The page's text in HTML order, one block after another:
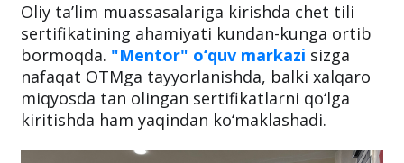
Oliy ta’lim muassasalariga kirishda chet tili
sertifikatining ahamiyati kundan-kunga ortib
bormoqda. "Mentor" o‘quv markazi sizga
nafaqat OTMga tayyorlanishda, balki xalqaro
miqyosda tan olingan sertifikatlarni qo‘lga
kiritishda ham yaqindan ko‘maklashadi.